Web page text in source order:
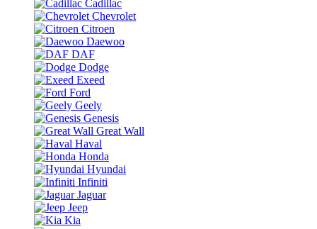
Cadillac
Chevrolet
Citroen
Daewoo
DAF
Dodge
Exeed
Ford
Geely
Genesis
Great Wall
Haval
Honda
Hyundai
Infiniti
Jaguar
Jeep
Kia